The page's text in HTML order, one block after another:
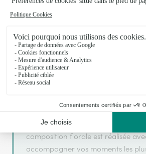
Votre fleuriste artisan à Marnay
Andromede s'appuie sur son
Interflora, réseau de transmission
référence, pour vous garantir un
Andromede est un fleuriste artisan
Avec un souci de fraîcheur et de
composition florale est réalisée
accompagner vos moments les